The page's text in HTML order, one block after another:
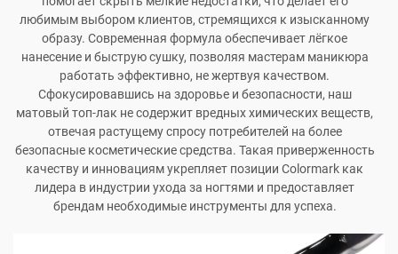
любимым выбором клиентов, стремящихся к изысканному
образу. Современная формула обеспечивает лёгкое
нанесение и быструю сушку, позволяя мастерам маникюра
работать эффективно, не жертвуя качеством.
Сфокусировавшись на здоровье и безопасности, наш
матовый топ-лак не содержит вредных химических веществ,
отвечая растущему спросу потребителей на более
безопасные косметические средства. Такая приверженность
качеству и инновациям укрепляет позиции Colormark как
лидера в индустрии ухода за ногтями и предоставляет
брендам необходимые инструменты для успеха.